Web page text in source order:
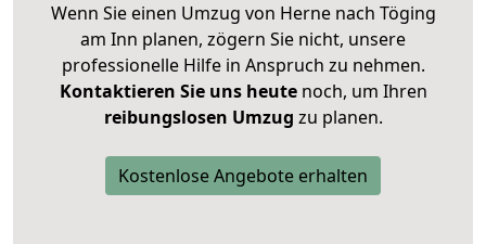
Wenn Sie einen Umzug von Herne nach Töging
am Inn planen, zögern Sie nicht, unsere
professionelle Hilfe in Anspruch zu nehmen.
Kontaktieren Sie uns heutenoch, um Ihren
reibungslosen Umzug zu planen.
Kostenlose Angebote erhalten